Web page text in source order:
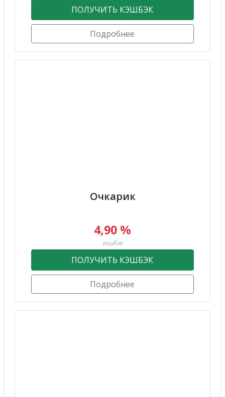
ПОЛУЧИТЬ КЭШБЭК
Подробнее
Очкарик
4,90 %
кэшбэк
ПОЛУЧИТЬ КЭШБЭК
Подробнее